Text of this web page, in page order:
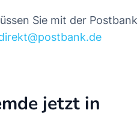
Sie mit der Postbank
jetzt in